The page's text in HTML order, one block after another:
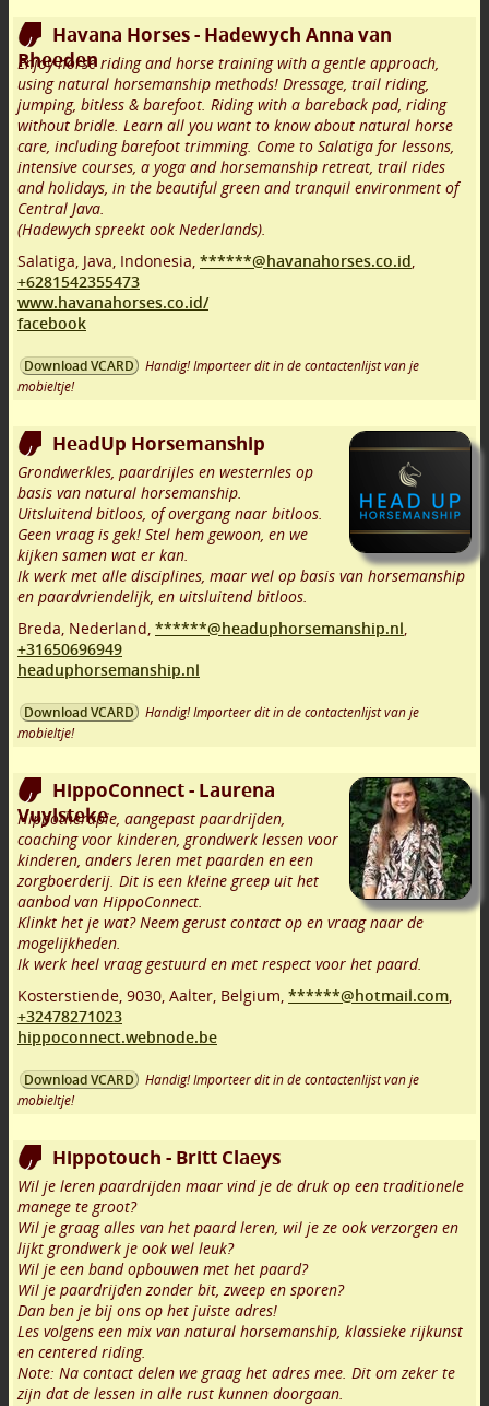
Havana Horses - Hadewych Anna van
Rheeden
Enjoy horse riding and horse training with a gentle approach,
using natural horsemanship methods! Dressage, trail riding,
jumping, bitless & barefoot. Riding with a bareback pad, riding
without bridle. Learn all you want to know about natural horse
care, including barefoot trimming. Come to Salatiga for lessons,
intensive courses, a yoga and horsemanship retreat, trail rides
and holidays, in the beautiful green and tranquil environment of
Central Java.
(Hadewych spreekt ook Nederlands).
Salatiga, Java, Indonesia, ******@havanahorses.co.id,
+6281542355473
www.havanahorses.co.id/
facebook
Download VCARD
Handig! Importeer dit in de contactenlijst van je
mobieltje!
HeadUp Horsemanship
Grondwerkles, paardrijles en westernles op
basis van natural horsemanship.
Uitsluitend bitloos, of overgang naar bitloos.
Geen vraag is gek! Stel hem gewoon, en we
kijken samen wat er kan.
Ik werk met alle disciplines, maar wel op basis van horsemanship
en paardvriendelijk, en uitsluitend bitloos.
Breda, Nederland, ******@headuphorsemanship.nl,
+31650696949
headuphorsemanship.nl
Download VCARD
Handig! Importeer dit in de contactenlijst van je
mobieltje!
HippoConnect - Laurena
Vuylsteke
Hippotherapie, aangepast paardrijden,
coaching voor kinderen, grondwerk lessen voor
kinderen, anders leren met paarden en een
zorgboerderij. Dit is een kleine greep uit het
aanbod van HippoConnect.
Klinkt het je wat? Neem gerust contact op en vraag naar de
mogelijkheden.
Ik werk heel vraag gestuurd en met respect voor het paard.
Kosterstiende, 9030, Aalter, Belgium, ******@hotmail.com,
+32478271023
hippoconnect.webnode.be
Download VCARD
Handig! Importeer dit in de contactenlijst van je
mobieltje!
Hippotouch - Britt Claeys
Wil je leren paardrijden maar vind je de druk op een traditionele
manege te groot?
Wil je graag alles van het paard leren, wil je ze ook verzorgen en
lijkt grondwerk je ook wel leuk?
Wil je een band opbouwen met het paard?
Wil je paardrijden zonder bit, zweep en sporen?
Dan ben je bij ons op het juiste adres!
Les volgens een mix van natural horsemanship, klassieke rijkunst
en centered riding.
Note: Na contact delen we graag het adres mee. Dit om zeker te
zijn dat de lessen in alle rust kunnen doorgaan.